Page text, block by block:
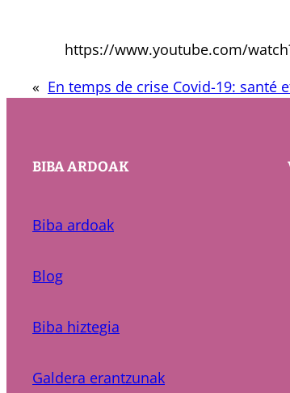
https://www.youtube.com/
« En temps de crise Covid-19: santé
BIBA ARDOAK
Biba ardoak
Blog
Biba hiztegia
Galdera erantzunak